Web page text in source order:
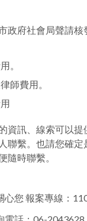
政府社會局聲請核
。
師費用。
資訊、線索可以提
聯繫。也請您確定
隨時聯繫。
心您 報案專線：